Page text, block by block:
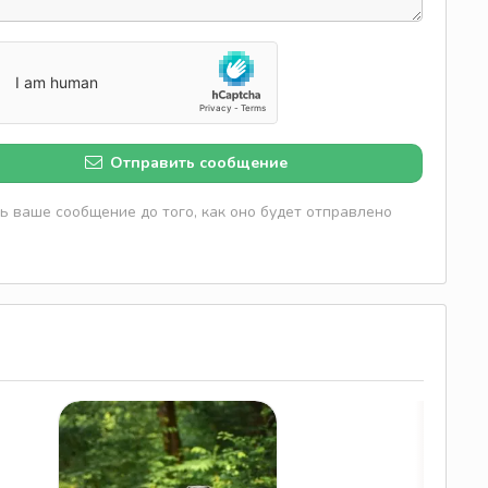
Отправить сообщение
сообщение до того, как оно будет отправлено